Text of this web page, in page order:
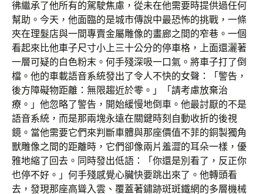
彿繼承了他所有的駕駛焦慮，從未在他需要時提供過任何
幫助。今天，他面臨的是城市傳說中最恐怖的挑戰，一條
夾在理髮店與一間專賣金屬雕像的畫廊之間的窄巷。一個
看起來比他車子尺寸小上三十公分的停車格，上面還灑著
一層可疑的白色粉末。何手殘深吸一口氣。將車子打了倒
檔。他的車載語音系統發出了令人不快的女聲：「警告，
後方障礙物距離：無限趨近於零。」「請考慮放棄治
療。」他忽略了警告，開始緩慢地倒車。他最討厭的不是
語音系統，而是那兩塊永遠在關鍵時刻自動收折的後視
鏡。當他需要它們來判斷車體與那座價值不菲的銅製獨角
獸雕像之間的距離時，它們卻像兩片羞澀的耳朵一樣，優
雅地縮了回去。同時發出低語：「你還是別看了，反正你
也停不好。」何手殘感覺心臟快要跳出來了。他轉頭看
去，發現那座高聳入雲、覆蓋著鏽跡斑斑鐵網的多層機械